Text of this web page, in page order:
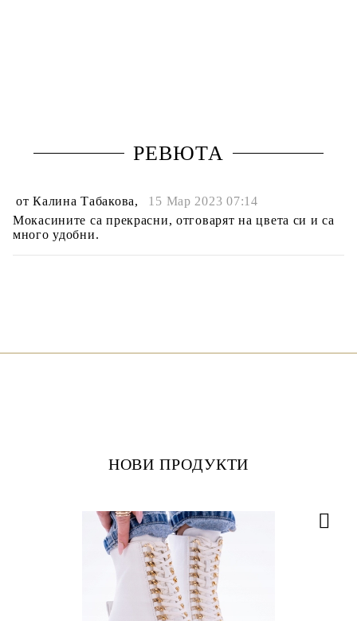
РЕВЮТА
отКалина Табакова,
15 Мар 2023 07:14
Мокасините са прекрасни, отговарят на цвета си и са
много удобни.
НОВИ ПРОДУКТИ